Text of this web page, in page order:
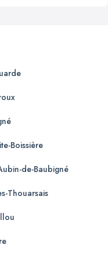
Boissière
de-Baubigné
Thouarsais